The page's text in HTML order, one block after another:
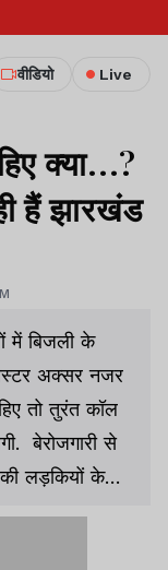
वीडियो Live
क्या...?
हैं झारखंड
में बिजली के
अक्सर नजर
तो तुरंत कॉल
बेरोजगारी से
लड़कियों के